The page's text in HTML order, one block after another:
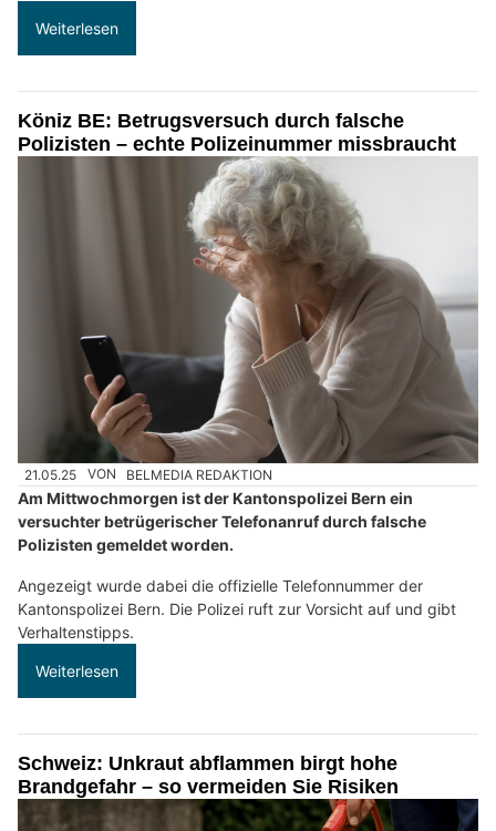
Weiterlesen
Köniz BE: Betrugsversuch durch falsche
Polizisten – echte Polizeinummer missbraucht
21.05.25 VON BELMEDIA REDAKTION
Am Mittwochmorgen ist der Kantonspolizei Bern ein
versuchter betrügerischer Telefonanruf durch falsche
Polizisten gemeldet worden.
Angezeigt wurde dabei die offizielle Telefonnummer der
Kantonspolizei Bern. Die Polizei ruft zur Vorsicht auf und gibt
Verhaltenstipps.
Weiterlesen
Schweiz: Unkraut abflammen birgt hohe
Brandgefahr – so vermeiden Sie Risiken